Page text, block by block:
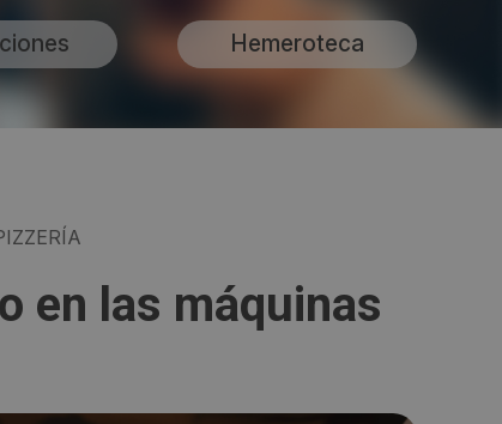
Hemeroteca
en las máquinas